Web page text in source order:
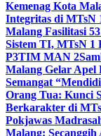
Kemenag Kota
Integritas di MTsN
Malang Fasilitasi
Sistem TI, MTsN
P3TIM MAN 2
Malang Gelar Apel
Semangat
Orang Tua: Kunci
Berkarakter di
Pokjawas
Malang: